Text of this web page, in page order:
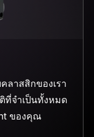
ลาสสิกของเรา
จำเป็นทั้งหมด
ของคุณ